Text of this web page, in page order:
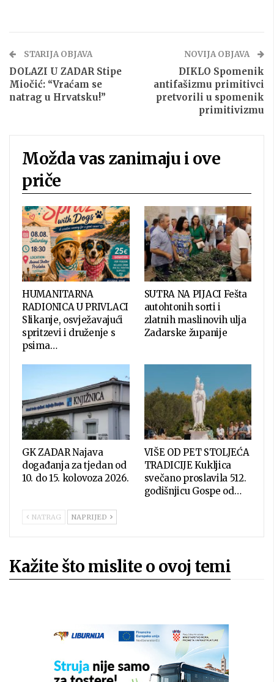
STARIJA OBJAVA
DOLAZI U ZADAR Stipe
Miočić: “Vraćam se
natrag u Hrvatsku!”
NOVIJA OBJAVA
DIKLO Spomenik
antifašizmu primitivci
pretvorili u spomenik
primitivizmu
Možda vas zanimaju i ove
priče
HUMANITARNA
RADIONICA U PRIVLACI
Slikanje, osvježavajući
spritzevi i druženje s
psima…
SUTRA NA PIJACI Fešta
autohtonih sorti i
zlatnih maslinovih ulja
Zadarske županije
GK ZADAR Najava
događanja za tjedan od
10. do 15. kolovoza 2026.
VIŠE OD PET STOLJEĆA
TRADICIJE Kukljica
svečano proslavila 512.
godišnjicu Gospe od…
NATRAG NAPRIJED
Kažite što mislite o ovoj temi